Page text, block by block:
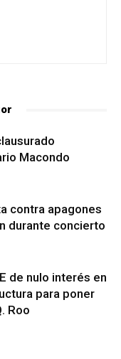
Macondo
contra apagones
durante concierto
de nulo interés en
para poner
Roo